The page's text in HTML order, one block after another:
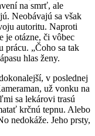
na smrť, ale
Neobávajú sa však
autoritu. Naproti
je otázne, či vôbec
prácu. „Čoho sa tak
hlas ženy.
v poslednej
už vonku na
sa lekárovi trasú
krčnú tepnu. Alebo
nedokáže. Jeho prsty,